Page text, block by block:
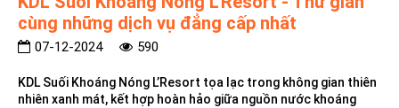
cùng những dịch vụ đẳng cấp nhất
07-12-2024 590
KDL Suối Khoáng Nóng L’Resort tọa lạc trong không gian thiên
nhiên xanh mát, kết hợp hoàn hảo giữa nguồn nước khoáng